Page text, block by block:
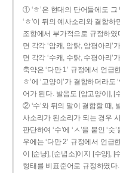
① ‘ㅎ’은 현대의 단어들에도 그
‘ㅎ’이 뒤의 예사소리와 결합
조항에서 부가적으로 규정하였
면 각각 ‘암캐, 암탉, 암평아리’
면 각각 ‘수캐, 수탉, 수평아리
축약은 ‘다만 1’ 규정에서 언급
ㅎ’에 ‘고양이’가 결합하더라
어가 된다. 발음도 [암고양이], [
② ‘수’와 뒤의 말이 결합할 때,
사소리가 된소리가 되는 경우
판단하여 ‘수’에 ‘ㅅ’을 붙인 ‘
우에는 ‘다만 2’ 규정에서 언급
이 [순냥], [순념소]이지 [수양], [
형태를 비표준어로 규정하였다